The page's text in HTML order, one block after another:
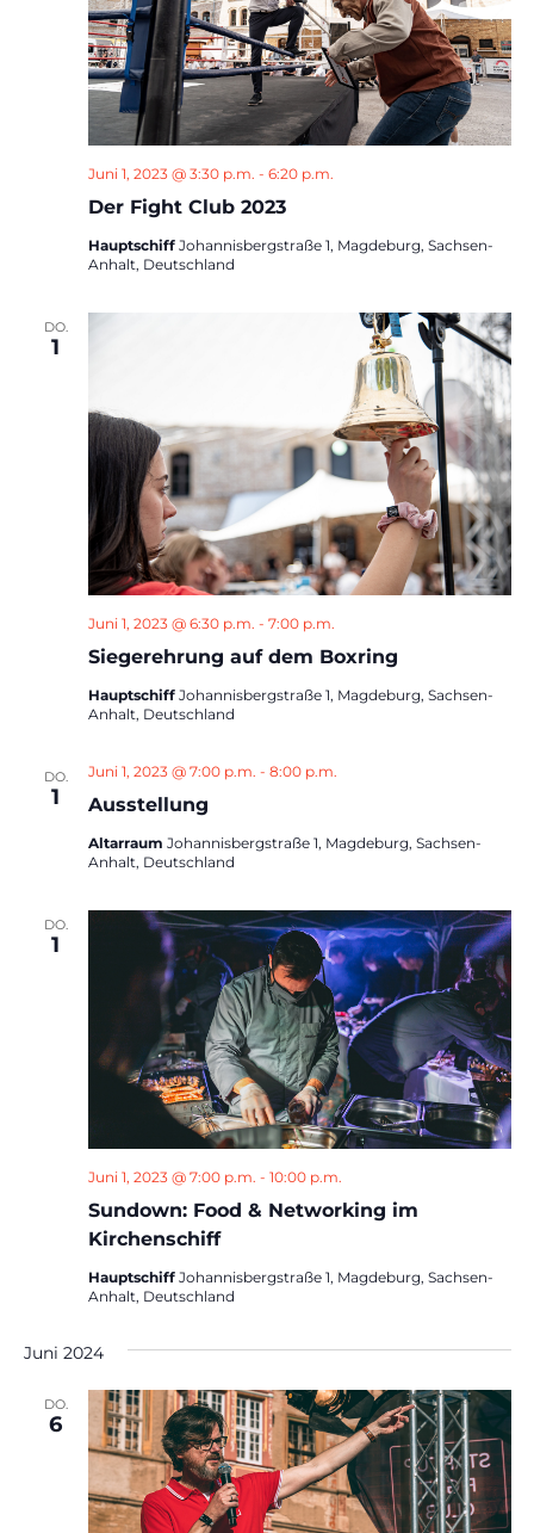
Der Fight Club 2023
Juni 1, 2023 @ 3:30 p.m. - 6:20 p.m.
Hauptschiff Johannisbergstraße 1, Magdeburg, Sachsen-
Anhalt, Deutschland
DO.
1
Siegerehrung auf dem Boxring
Juni 1, 2023 @ 6:30 p.m. - 7:00 p.m.
Hauptschiff Johannisbergstraße 1, Magdeburg, Sachsen-
Anhalt, Deutschland
DO.
1 Ausstellung
Juni 1, 2023 @ 7:00 p.m. - 8:00 p.m.
Altarraum Johannisbergstraße 1, Magdeburg, Sachsen-
Anhalt, Deutschland
DO.
1
Sundown: Food & Networking im
Kirchenschiff
Juni 1, 2023 @ 7:00 p.m. - 10:00 p.m.
Hauptschiff Johannisbergstraße 1, Magdeburg, Sachsen-
Anhalt, Deutschland
Juni 2024
DO.
6